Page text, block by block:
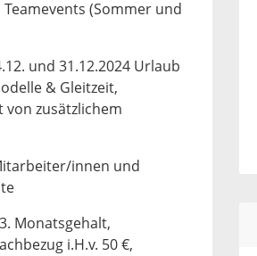
(Sommer und
und 31.12.2024 Urlaub
& Gleitzeit,
zusätzlichem
innen und
Monatsgehalt,
i.H.v. 50 €,